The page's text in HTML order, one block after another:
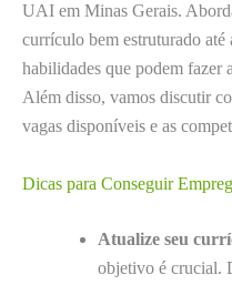
UAI em Minas Gerais.
currículo bem estruturado até
habilidades que podem fazer
Além disso, vamos discutir
vagas disponíveis e as
Dicas para Conseguir
Atualize seu
objetivo é crucial.